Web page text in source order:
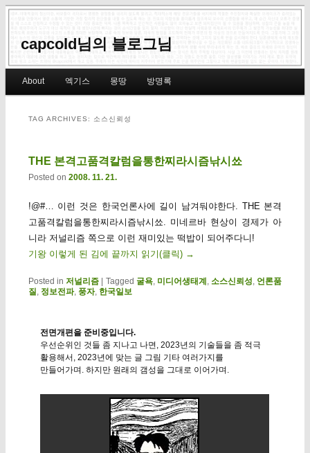
capcold님의 블로그님
Skip to primary content
Skip to secondary content
About 엑기스 몽땅 방명록
TAG ARCHIVES: 소스신뢰성
THE 본격고품격칼럼을통한찌라시즘낚시쑈
Posted on 2008. 11. 21.
!@#… 이런 것은 한국언론사에 길이 남겨둬야한다. THE 본격
고품격칼럼을통한찌라시즘낚시쑈. 미네르바 현상이 경제가 아
니라 저널리즘 쪽으로 이런 재미있는 떡밥이 되어주다니!
기왕 이렇게 된 김에 끝까지 읽기(클릭) →
Posted in 저널리즘 | Tagged 굴욕, 미디어생태계 소스신뢰성 언론품
질 정보전파, 풍자, 한국일보
전면개편을 준비중입니다.
우선순위인 것들 좀 지나고 나면, 2023년의 기술들을 좀 적극
활용해서, 2023년에 맞는 글 그림 기타 여러가지를
만들어가며. 하지만 원래의 갬성을 그대로 이어가며.